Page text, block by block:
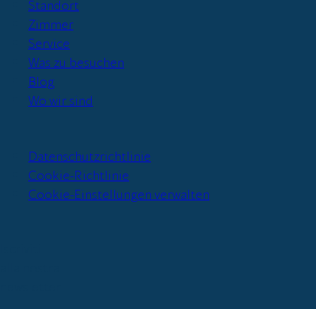
Standort
Zimmer
Service
Was zu besuchen
Blog
Wo wir sind
Datenschutzrichtlinie
Cookie-Richtlinie
Cookie-Einstellungen verwalten